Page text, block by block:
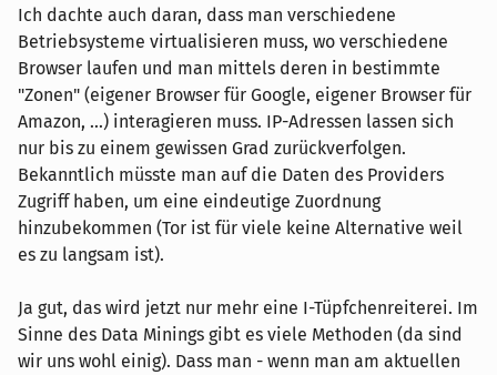
Ich dachte auch daran, dass man verschiedene
Betriebsysteme virtualisieren muss, wo verschiedene
Browser laufen und man mittels deren in bestimmte
"Zonen" (eigener Browser für Google, eigener Browser für
Amazon, ...) interagieren muss. IP-Adressen lassen sich
nur bis zu einem gewissen Grad zurückverfolgen.
Bekanntlich müsste man auf die Daten des Providers
Zugriff haben, um eine eindeutige Zuordnung
hinzubekommen (Tor ist für viele keine Alternative weil
es zu langsam ist).
Ja gut, das wird jetzt nur mehr eine I-Tüpfchenreiterei. Im
Sinne des Data Minings gibt es viele Methoden (da sind
wir uns wohl einig). Dass man - wenn man am aktuellen